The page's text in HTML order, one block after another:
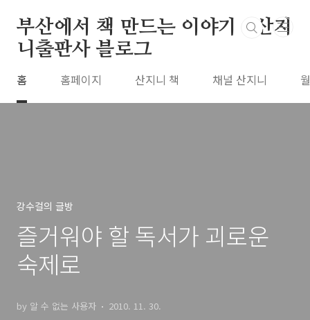
부산에서 책 만드는 이야기 : 산지
니출판사 블로그
홈 홈페이지 산지니 책 채널 산지니
강수걸의 글방
즐거워야 할 독서가 괴로운
숙제로
by 알 수 없는 사용자 2010. 11. 30.